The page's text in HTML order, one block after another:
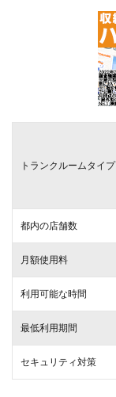
トランクルームタイプ
都内の店舗数
月額使用料
利用可能な時間
最低利用期間
セキュリティ対策